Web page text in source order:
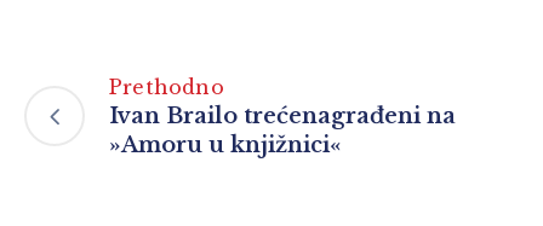
Prethodno
Ivan Brailo trećenagrađeni na
»Amoru u knjižnici«